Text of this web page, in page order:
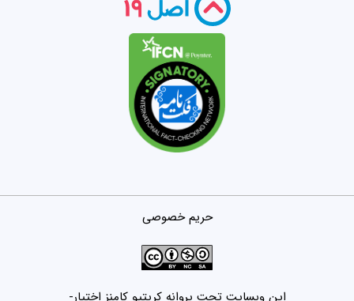
حریم خصوصی
این وبسایت تحت پروانه کریتیو کامنز اختیار-